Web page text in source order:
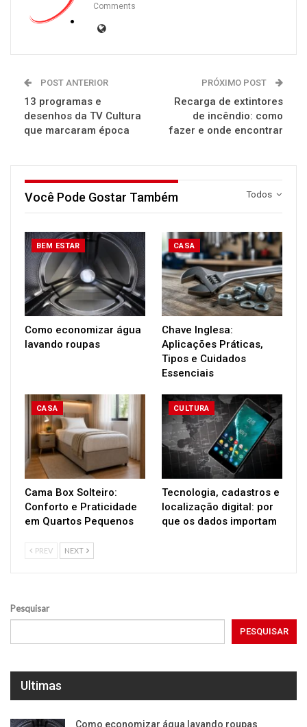
Comments
POST ANTERIOR
13 programas e
desenhos da TV Cultura
que marcaram época
PRÓXIMO POST
Recarga de extintores
de incêndio: como
fazer e onde encontrar
Todos
Você Pode Gostar Também
BEM ESTAR
Como economizar água
lavando roupas
CASA
Chave Inglesa:
Aplicações Práticas,
Tipos e Cuidados
Essenciais
CASA
Cama Box Solteiro:
Conforto e Praticidade
em Quartos Pequenos
CULTURA
Tecnologia, cadastros e
localização digital: por
que os dados importam
PREV NEXT
Pesquisar
PESQUISAR
Ultimas
Como economizar água lavando roupas